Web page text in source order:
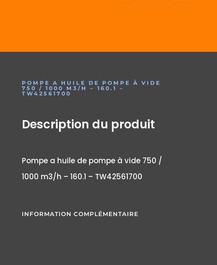
POMPE A HUILE DE POMPE À VIDE
750 / 1000 M3/H – 160.1 –
TW42561700
Description du produit
Pompe a huile de pompe à vide 750 /
1000 m3/h – 160.1 – TW42561700
INFORMATION COMPLÉMENTAIRE